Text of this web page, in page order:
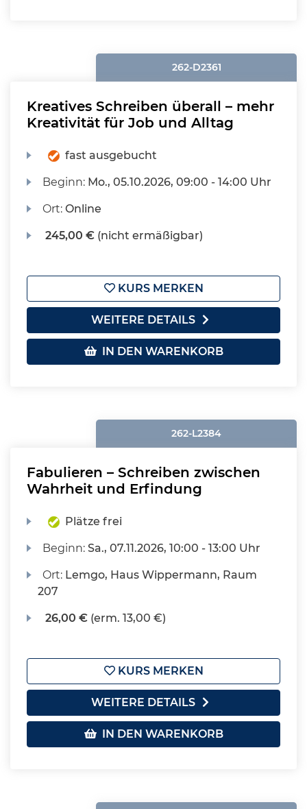
262-D2361
Kreatives Schreiben überall – mehr
Kreativität für Job und Alltag
fast ausgebucht
Beginn: Mo., 05.10.2026, 09:00 - 14:00 Uhr
Ort:Online
245,00 € (nicht ermäßigbar)
KURS MERKEN
WEITERE DETAILS
IN DEN WARENKORB
262-L2384
Fabulieren – Schreiben zwischen
Wahrheit und Erfindung
Plätze frei
Beginn:Sa., 07.11.2026, 10:00 - 13:00 Uhr
Ort: Lemgo, Haus Wippermann, Raum
207
26,00 € (erm. 13,00 €)
KURS MERKEN
WEITERE DETAILS
IN DEN WARENKORB